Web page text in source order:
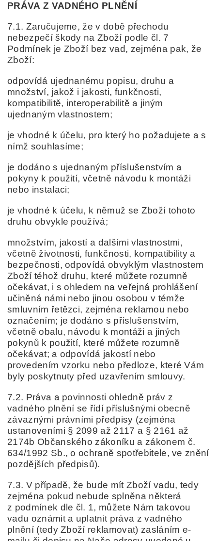
PRÁVA Z VADNÉHO PLNĚNÍ
7.1. Zaručujeme, že v době přechodu
nebezpečí škody na Zboží podle čl. 7
Podmínek je Zboží bez vad, zejména pak, že
Zboží:
odpovídá ujednanému popisu, druhu a
množství, jakož i jakosti, funkčnosti,
kompatibilitě, interoperabilitě a jiným
ujednaným vlastnostem;
je vhodné k účelu, pro který ho požadujete a s
nímž souhlasíme;
je dodáno s ujednaným příslušenstvím a
pokyny k použití, včetně návodu k montáži
nebo instalaci;
je vhodné k účelu, k němuž se Zboží tohoto
druhu obvykle používá;
množstvím, jakostí a dalšími vlastnostmi,
včetně životnosti, funkčnosti, kompatibility a
bezpečnosti, odpovídá obvyklým vlastnostem
Zboží téhož druhu, které můžete rozumně
očekávat, i s ohledem na veřejná prohlášení
učiněná námi nebo jinou osobou v témže
smluvním řetězci, zejména reklamou nebo
označením; je dodáno s příslušenstvím,
včetně obalu, návodu k montáži a jiných
pokynů k použití, které můžete rozumně
očekávat; a odpovídá jakostí nebo
provedením vzorku nebo předloze, které Vám
byly poskytnuty před uzavřením smlouvy.
7.2. Práva a povinnosti ohledně práv z
vadného plnění se řídí příslušnými obecně
závaznými právními předpisy (zejména
ustanoveními § 2099 až 2117 a § 2161 až
2174b Občanského zákoníku a zákonem č.
634/1992 Sb., o ochraně spotřebitele, ve znění
pozdějších předpisů).
7.3. V případě, že bude mít Zboží vadu, tedy
zejména pokud nebude splněna některá
z podmínek dle čl. 1, můžete Nám takovou
vadu oznámit a uplatnit práva z vadného
plnění (tedy Zboží reklamovat) zasláním e-